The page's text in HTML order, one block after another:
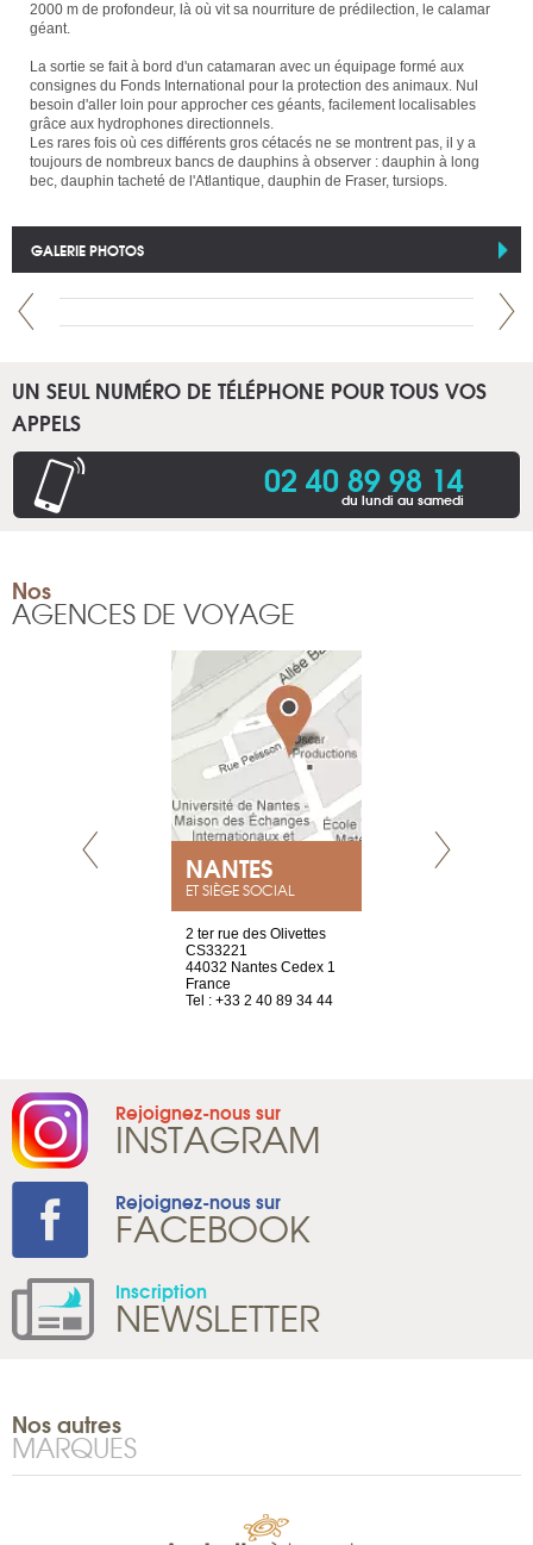
2000 m de profondeur, là où vit sa nourriture de prédilection, le calamar
géant.
La sortie se fait à bord d'un catamaran avec un équipage formé aux
consignes du Fonds International pour la protection des animaux. Nul
besoin d'aller loin pour approcher ces géants, facilement localisables
grâce aux hydrophones directionnels.
Les rares fois où ces différents gros cétacés ne se montrent pas, il y a
toujours de nombreux bancs de dauphins à observer : dauphin à long
bec, dauphin tacheté de l'Atlantique, dauphin de Fraser, tursiops.
GALERIE PHOTOS
UN SEUL NUMÉRO DE TÉLÉPHONE POUR TOUS VOS
APPELS
02 40 89 98 14
du lundi au samedi
Nos
AGENCES DE VOYAGE
NANTES
ET SIÈGE SOCIAL
2 ter rue des Olivettes
CS33221
44032 Nantes Cedex 1
France
Tel : +33 2 40 89 34 44
Rejoignez-nous sur
INSTAGRAM
Rejoignez-nous sur
FACEBOOK
Inscription
NEWSLETTER
Nos autres
MARQUES